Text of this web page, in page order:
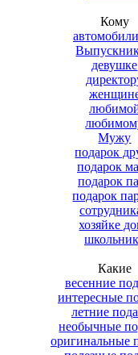
Кому
девушке
Мужу
подарок
подарок
подарок
подарок
хозяйке
Какие
весенние
интересные
летние
необычные
оригинальные